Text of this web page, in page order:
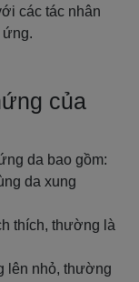
các tác nhân
ứng.
của
da bao gồm:
da xung
thích, thường là
lên nhỏ, thường